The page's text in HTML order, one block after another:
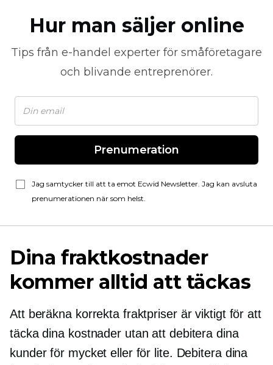
Hur man säljer online
Tips från e-handel experter för småföretagare
och blivande entreprenörer.
Prenumeration
Jag samtycker till att ta emot Ecwid Newsletter. Jag kan avsluta
prenumerationen när som helst.
Dina fraktkostnader
kommer alltid att täckas
Att beräkna korrekta fraktpriser är viktigt för att
täcka dina kostnader utan att debitera dina
kunder för mycket eller för lite. Debitera dina